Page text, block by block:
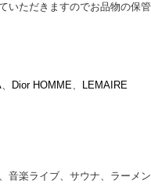
いただきますのでお品物の保
、 Dior HOMME、 LEMAIRE
音楽ライブ、サウナ、ラーメ